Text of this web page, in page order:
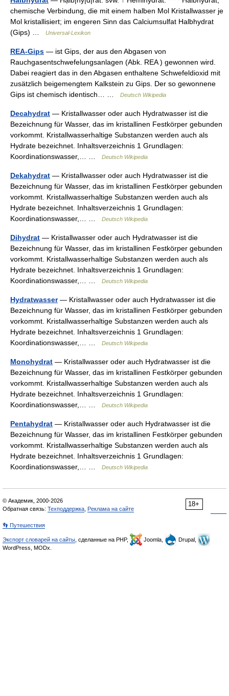
chemische Verbindung, die mit einem halben Mol Kristallwasser je
Mol kristallisiert; im engeren Sinn das Calciumsulfat Halbhydrat
(Gips) …
Universal-Lexikon
REA-Gips — ist Gips, der aus den Abgasen von
Rauchgasentschwefelungsanlagen (Abk. REA ) gewonnen wird.
Dabei reagiert das in den Abgasen enthaltene Schwefeldioxid mit
zusätzlich beigemengtem Kalkstein zu Gips. Der so gewonnene
Gips ist chemisch identisch… …
Deutsch Wikipedia
Decahydrat — Kristallwasser oder auch Hydratwasser ist die
Bezeichnung für Wasser, das im kristallinen Festkörper gebunden
vorkommt. Kristallwasserhaltige Substanzen werden auch als
Hydrate bezeichnet. Inhaltsverzeichnis 1 Grundlagen:
Koordinationswasser,… …
Deutsch Wikipedia
Dekahydrat — Kristallwasser oder auch Hydratwasser ist die
Bezeichnung für Wasser, das im kristallinen Festkörper gebunden
vorkommt. Kristallwasserhaltige Substanzen werden auch als
Hydrate bezeichnet. Inhaltsverzeichnis 1 Grundlagen:
Koordinationswasser,… …
Deutsch Wikipedia
Dihydrat — Kristallwasser oder auch Hydratwasser ist die
Bezeichnung für Wasser, das im kristallinen Festkörper gebunden
vorkommt. Kristallwasserhaltige Substanzen werden auch als
Hydrate bezeichnet. Inhaltsverzeichnis 1 Grundlagen:
Koordinationswasser,… …
Deutsch Wikipedia
Hydratwasser— Kristallwasser oder auch Hydratwasser ist die
Bezeichnung für Wasser, das im kristallinen Festkörper gebunden
vorkommt. Kristallwasserhaltige Substanzen werden auch als
Hydrate bezeichnet. Inhaltsverzeichnis 1 Grundlagen:
Koordinationswasser,… …
Deutsch Wikipedia
Monohydrat — Kristallwasser oder auch Hydratwasser ist die
Bezeichnung für Wasser, das im kristallinen Festkörper gebunden
vorkommt. Kristallwasserhaltige Substanzen werden auch als
Hydrate bezeichnet. Inhaltsverzeichnis 1 Grundlagen:
Koordinationswasser,… …
Deutsch Wikipedia
Pentahydrat — Kristallwasser oder auch Hydratwasser ist die
Bezeichnung für Wasser, das im kristallinen Festkörper gebunden
vorkommt. Kristallwasserhaltige Substanzen werden auch als
Hydrate bezeichnet. Inhaltsverzeichnis 1 Grundlagen:
Koordinationswasser,… …
Deutsch Wikipedia
18+
© Академик, 2000-2026
Обратная связь: Техподдержка Реклама на сайте
👣 Путешествия
Экспорт словарей на сайты , сделанные на PHP, Joomla,
Drupal,
WordPress, MODx.